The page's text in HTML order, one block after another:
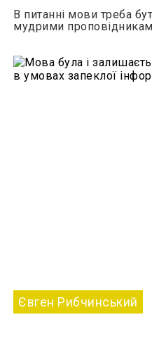
В питанні мови треба
мудрими
Євген Рибчинський